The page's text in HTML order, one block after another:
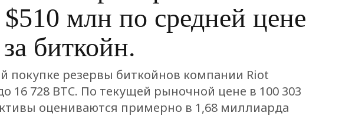
млн по средней цене
биткойн.
покупке резервы биткойнов компании Riot
16 728 BTC. По текущей рыночной цене в 100 303
оцениваются примерно в 1,68 миллиарда